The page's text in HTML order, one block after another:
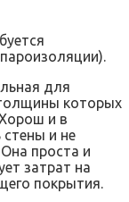
для
которых
и в
стены и не
проста и
затрат на
покрытия.